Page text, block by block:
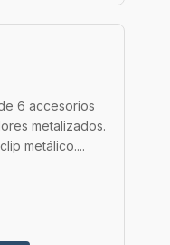
6 accesorios
metalizados.
metálico....